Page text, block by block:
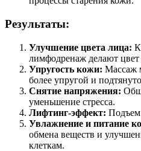
Результаты:
Улучшение цвета лица:
лимфодренаж делают
Упругость кожи: Массаж
более упругой и
Снятие напряжения:
уменьшение стресса.
Лифтинг-эффект: Подъем
Увлажнение и питание
обмена веществ и
клеткам.